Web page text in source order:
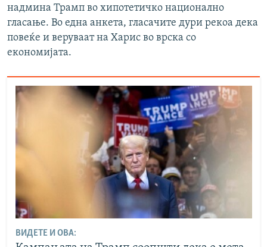
надмина Трамп во хипотетичко национално
гласање. Во една анкета, гласачите дури рекоа дека
повеќе и веруваат на Харис во врска со
економијата.
ВИДЕТЕ И ОВА: